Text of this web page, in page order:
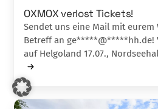
OXMOX verlost Tickets!
Sendet uns eine Mail mit eurem
Betreff an ge*****@*****hh.de!
auf Helgoland 17.07.,